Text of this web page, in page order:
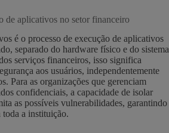
de aplicativos no setor financeiro
é o processo de execução de aplicativos
separado do hardware físico e do sistema
serviços financeiros, isso significa
aos usuários, independentemente
Para as organizações que gerenciam
confidenciais, a capacidade de isolar
as possíveis vulnerabilidades, garantindo
toda a instituição.